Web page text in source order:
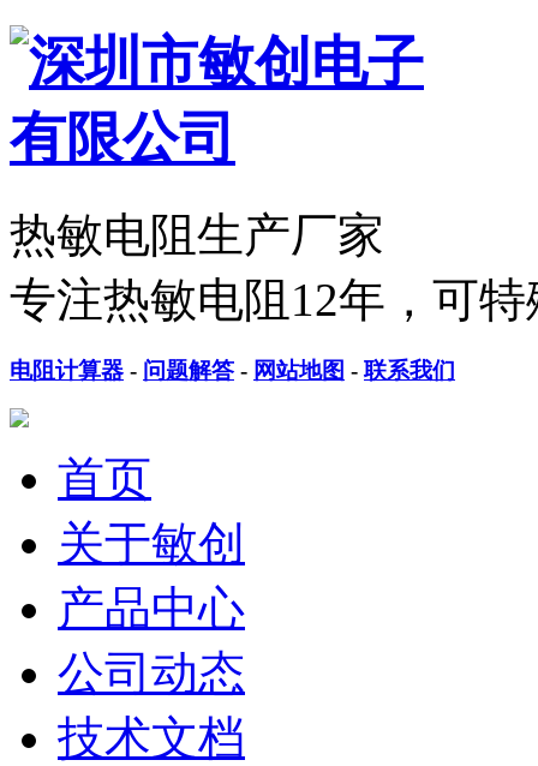
热敏电阻生产厂家
专注热敏电阻12年，可
电阻计算器 - 问题解答 - 网站地图 - 联系我们
首页
关于敏创
产品中心
公司动态
技术文档